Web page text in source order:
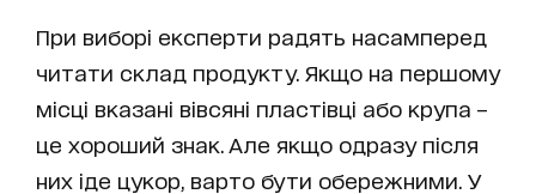
При виборі експерти радять насамперед
читати склад продукту. Якщо на першому
місці вказані вівсяні пластівці або крупа –
це хороший знак. Але якщо одразу після
них іде цукор, варто бути обережними. У